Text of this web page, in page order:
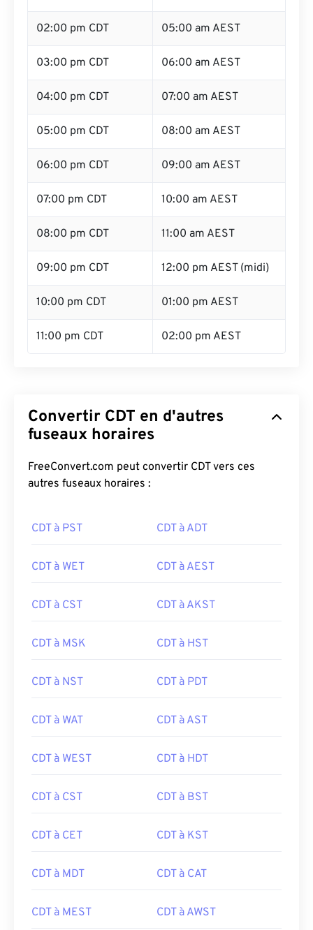
02:00 pm CDT 05:00 am AEST
03:00 pm CDT 06:00 am AEST
04:00 pm CDT 07:00 am AEST
05:00 pm CDT 08:00 am AEST
06:00 pm CDT 09:00 am AEST
07:00 pm CDT 10:00 am AEST
08:00 pm CDT 11:00 am AEST
09:00 pm CDT 12:00 pm AEST (midi)
10:00 pm CDT 01:00 pm AEST
11:00 pm CDT 02:00 pm AEST
Convertir CDT en d'autres
fuseaux horaires
FreeConvert.com peut convertir CDT vers ces
autres fuseaux horaires :
CDT à PST CDT à ADT
CDT à WET CDT à AEST
CDT à CST CDT à AKST
CDT à MSK CDT à HST
CDT à NST CDT à PDT
CDT à WAT CDT à AST
CDT à WEST CDT à HDT
CDT à CST CDT à BST
CDT à CET CDT à KST
CDT à MDT CDT à CAT
CDT à MEST CDT à AWST